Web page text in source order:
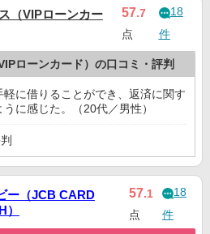
（VIPローンカー
57.7
点
18
件
ローンカード）の口コミ・評判
に借りることができ、返済に関す
に感じた。（20代／男性）
ー（JCB CARD
57.1
点
18
件